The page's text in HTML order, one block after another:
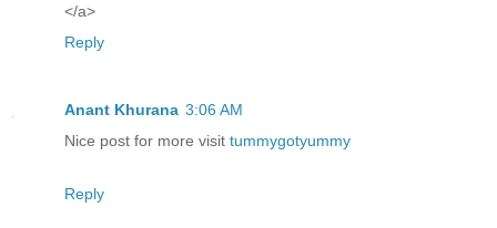
</a>
Reply
Anant Khurana 3:06 AM
Nice post for more visit tummygotyummy
Reply